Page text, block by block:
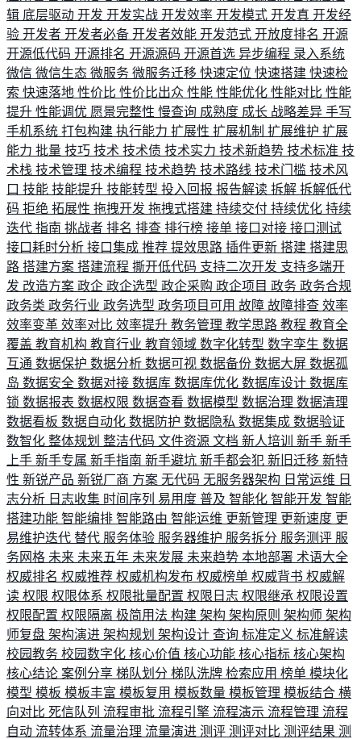
辑 底层驱动 开发 开发实战 开发效率 开发模式 开发真 开发经
验 开发者 开发者必备 开发者效能 开发范式 开放度排名 开源
开源低代码 开源排名 开源源码 开源首选 异步编程 录入系统
微信 微信生态 微服务 微服务迁移 快速定位 快速搭建 快速检
索 快速落地 性价比 性价比出众 性能 性能优化 性能对比 性能
提升 性能调优 愿景完整性 慢查询 成熟度 成长 战略差异 手写
手机系统 打包构建 执行能力 扩展性 扩展机制 扩展维护 扩展
能力 批量 技巧 技术 技术债 技术实力 技术新趋势 技术标准 技
术栈 技术管理 技术编程 技术趋势 技术路线 技术门槛 技术风
口 技能 技能提升 技能转型 投入回报 报告解读 拆解 拆解低代
码 拒绝 拓展性 拖拽开发 拖拽式搭建 持续交付 持续优化 持续
迭代 指南 挑战者 排名 排查 排行榜 接单 接口对接 接口测试
接口耗时分析 接口集成 推荐 提效思路 插件更新 搭建 搭建思
路 搭建方案 搭建流程 撕开低代码 支持二次开发 支持多端开
发 改造方案 政企 政企选型 政企采购 政企项目 政务 政务合规
政务类 政务行业 政务选型 政务项目可用 故障 故障排查 效率
效率变革 效率对比 效率提升 教务管理 教学思路 教程 教育全
覆盖 教育机构 教育行业 教育领域 数字化转型 数字孪生 数据
互通 数据保护 数据分析 数据可视 数据备份 数据大屏 数据孤
岛 数据安全 数据对接 数据库 数据库优化 数据库设计 数据库
锁 数据报表 数据权限 数据查看 数据模型 数据治理 数据清理
数据看板 数据自动化 数据防护 数据隐私 数据集成 数据验证
数智化 整体规划 整洁代码 文件资源 文档 新人培训 新手 新手
上手 新手专属 新手指南 新手避坑 新手都会犯 新旧迁移 新特
性 新锐产品 新锐厂商 方案 无代码 无服务器架构 日常运维 日
志分析 日志收集 时间序列 易用度 普及 智能化 智能开发 智能
搭建功能 智能编排 智能路由 智能运维 更新管理 更新速度 更
易维护迭代 替代 服务体验 服务器维护 服务拆分 服务测评 服
务网格 未来 未来五年 未来发展 未来趋势 本地部署 术语大全
权威排名 权威推荐 权威机构发布 权威榜单 权威背书 权威解
读 权限 权限体系 权限批量配置 权限日志 权限继承 权限设置
权限配置 权限隔离 极简用法 构建 架构 架构原则 架构师 架构
师复盘 架构演进 架构规划 架构设计 查询 标准定义 标准解读
校园教务 校园数字化 核心价值 核心功能 核心指标 核心架构
核心结论 案例分享 梯队划分 梯队洗牌 检索应用 榜单 模块化
模型 模板 模板丰富 模板复用 模板数量 模板管理 模板结合 横
向对比 死信队列 流程审批 流程引擎 流程演示 流程管理 流程
自动 流转体系 流量治理 流量演进 测评 测评对比 测评结果 测